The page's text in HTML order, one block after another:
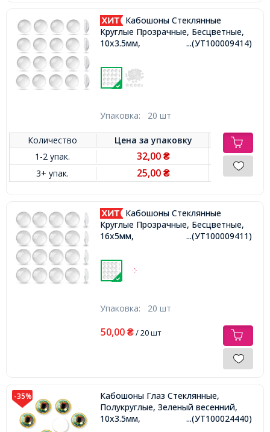
Кабошоны Стеклянные
Круглые Прозрачные, Бесцветные,
10х3.5мм,
...(УТ100009414)
Упаковка: 20 шт
Количество Цена заупаковку
1-2 упак.
32,00₴
3+ упак. 25,00₴
Кабошоны Стеклянные
Круглые Прозрачные, Бесцветные,
16х5мм,
...(УТ100009411)
Упаковка: 20 шт
50,00 ₴/ 20 шт
-35%
Кабошоны Глаз Стеклянные,
Полукруглые, Зеленый весенний,
10x3.5мм,
...(УТ100024440)